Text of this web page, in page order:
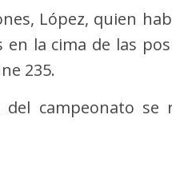
López, quien
en la cima de las
235.
campeonato se